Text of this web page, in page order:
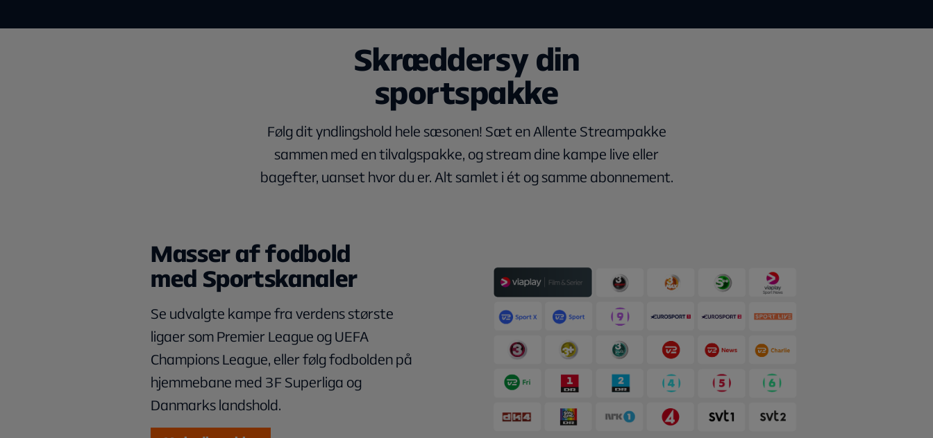
Skræddersy din
sportspakke
Følg dit yndlingshold hele sæsonen! Sæt en Allente Streampakke
sammen med en tilvalgspakke, og stream dine kampe live eller
bagefter, uanset hvor du er. Alt samlet i ét og samme abonnement.
Masser af fodbold
med Sportskanaler
Se udvalgte kampe fra verdens største
ligaer som Premier League og UEFA
Champions League, eller følg fodbolden på
hjemmebane med 3F Superliga og
Danmarks landshold.